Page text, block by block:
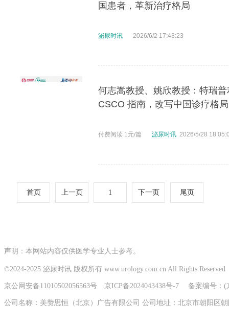
国患者，革新治疗格局
泌尿时讯 2026/6/2 17:43:23
何志嵩教授、姚欣教授：特瑞
CSCO 指南，改写中国诊疗格局
付费阅读 1元/篇 泌尿时讯 2026/5/28
首页 上一页 1 下一页 尾页
声明：本网站内容仅供医学专业人士参考。
©2024-2025 泌尿时讯 版权所有 www.urology.com.cn All Rights Reserved
京公网安备11010502056563号 京ICP备2024043438号-7 备案编号：(
公司名称：美赞思恒（北京）广告有限公司 公司地址：北京市朝阳区